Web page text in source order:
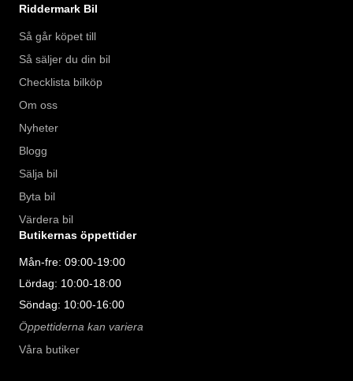
Riddermark Bil
Så går köpet till
Så säljer du din bil
Checklista bilköp
Om oss
Nyheter
Blogg
Sälja bil
Byta bil
Värdera bil
Butikernas öppettider
Mån-fre: 09:00-19:00
Lördag: 10:00-18:00
Söndag: 10:00-16:00
Öppettiderna kan variera
Våra butiker